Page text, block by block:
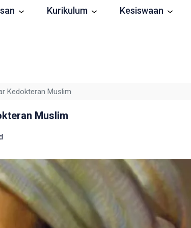
Kurikulum Kesiswaan
Kedokteran Muslim
Muslim